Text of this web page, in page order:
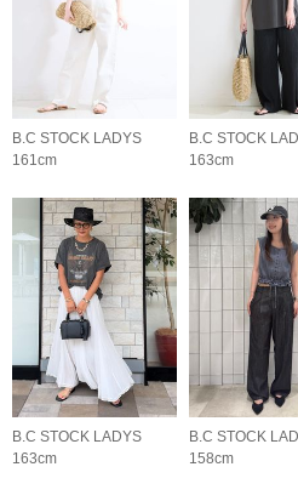
B.C STOCK LADYS
161cm
B.C STOCK
163cm
B.C STOCK LADYS
163cm
B.C STOCK
158cm